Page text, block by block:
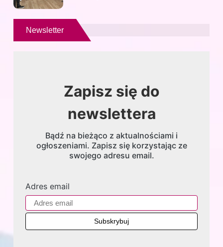
Newsletter
Zapisz się do
newslettera
Bądź na bieżąco z aktualnościami i
ogłoszeniami. Zapisz się korzystając ze
swojego adresu email.
Adres email